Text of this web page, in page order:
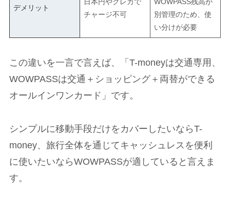
デメリット
チャージ不可
別管理のため、使
い分けが必要
この違いを一言で言えば、「T-moneyは交通専用、
WOWPASSは交通＋ショッピング＋両替ができる
オールインワンカード」です。
シンプルに移動手段だけをカバーしたいならT-
money、旅行全体を通じてキャッシュレスを便利
に使いたいならWOWPASSが適していると言えま
す。